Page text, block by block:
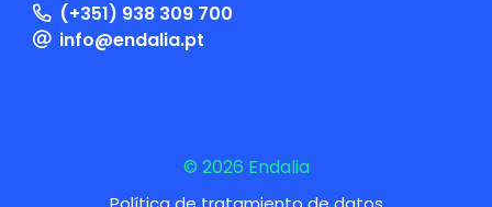
(+351) 938 309 700
info@endalia.pt
© 2026 Endalia